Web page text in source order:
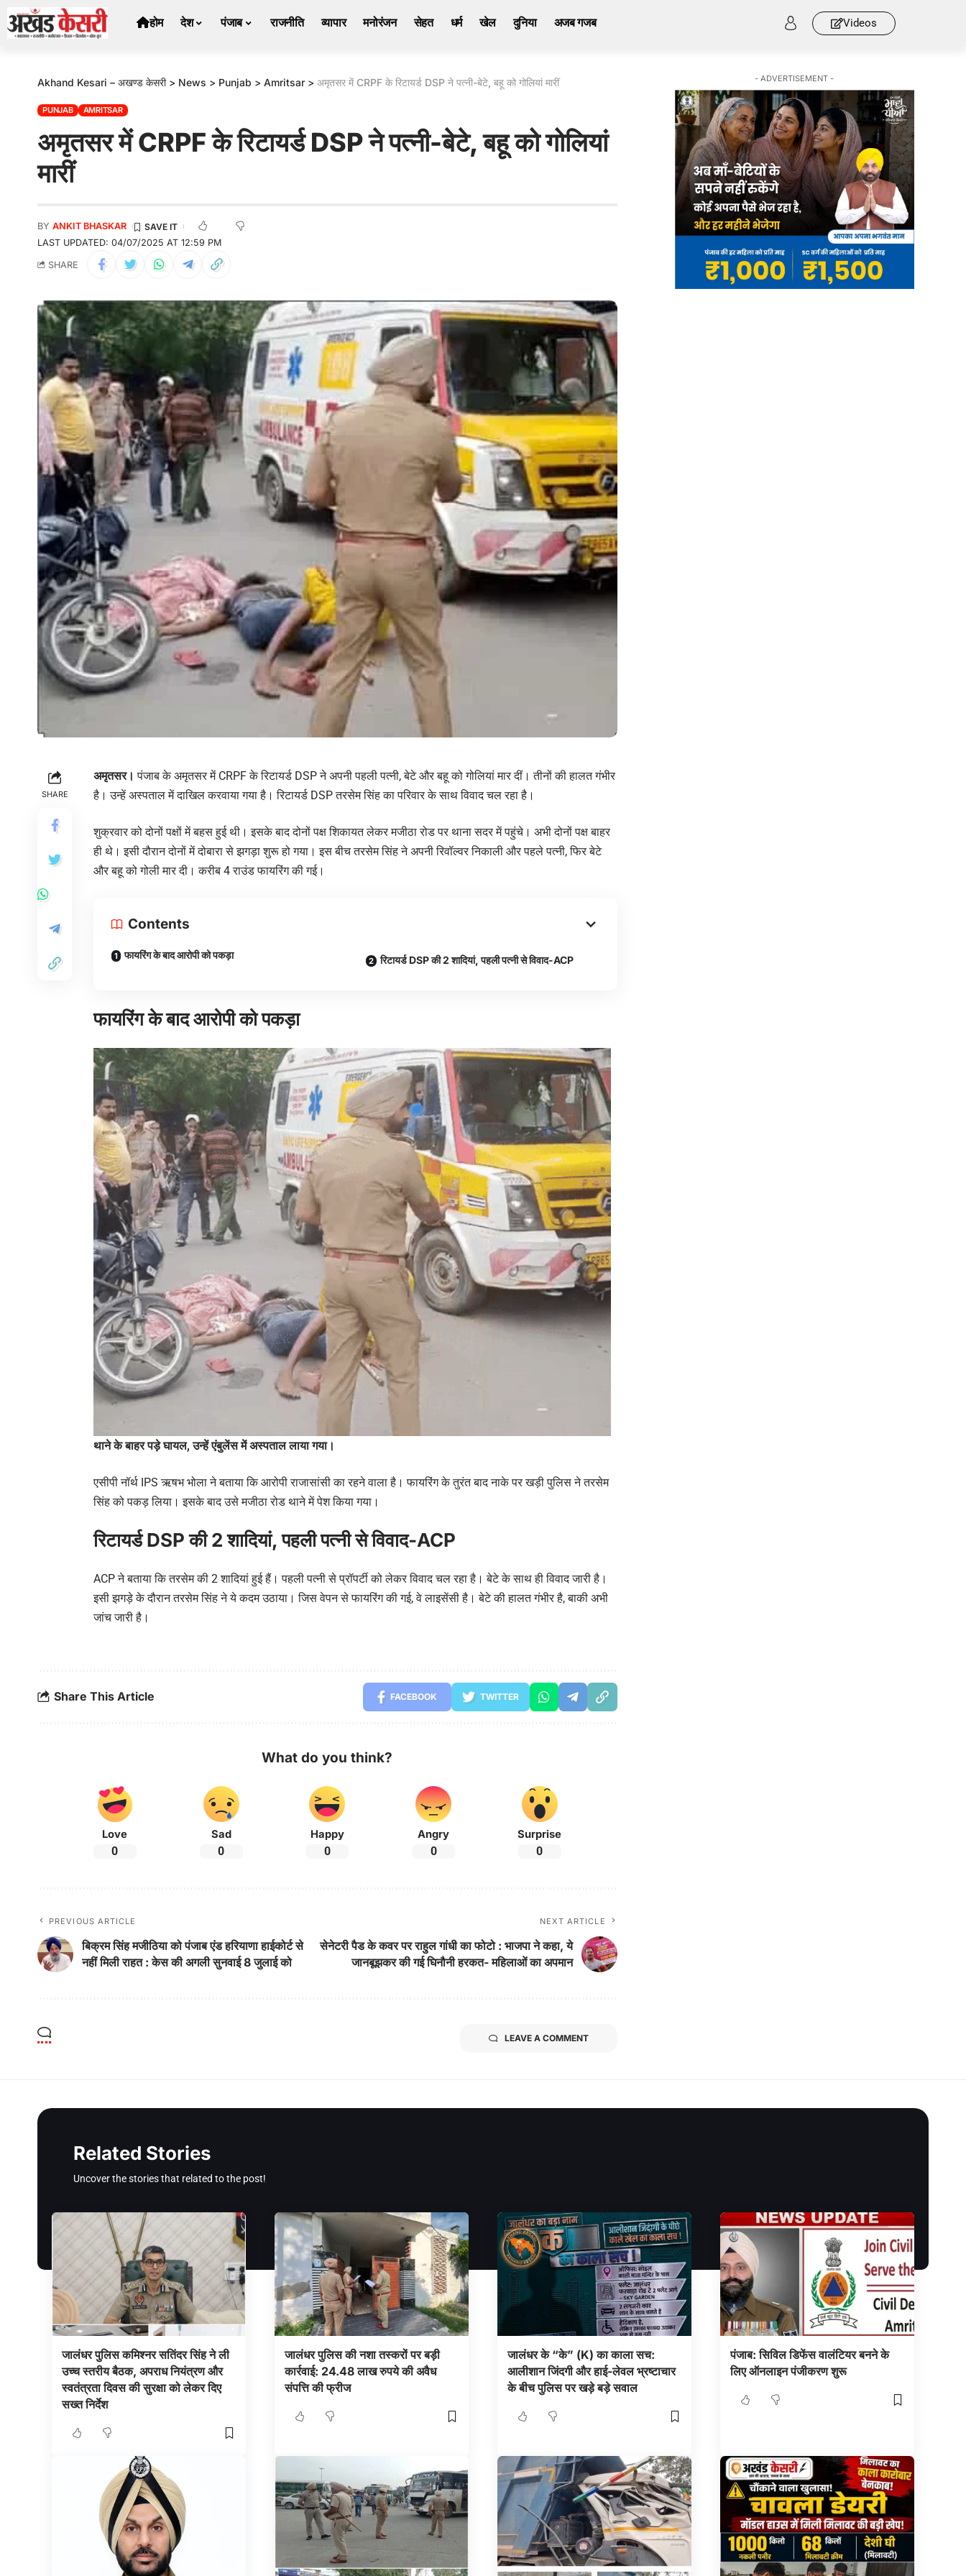
होम देश पंजाब राजनीति व्यापार मनोरंजन सेहत धर्म खेल दुनिया अजब गजब Videos
Akhand Kesari – अखण्ड केसरी> News > Punjab > Amritsar > अमृतसर में CRPF के रिटायर्ड DSP ने पत्नी-बेटे, बहू को गोलियां मारीं
PUNJAB AMRITSAR
अमृतसर में CRPF के रिटायर्ड DSP ने पत्नी-बेटे, बहू को गोलियां
मारीं
LAST UPDATED: 04/07/2025 AT 12:59 PM
BY ANKIT BHASKAR
SHARE
SHARE
अमृतसर। पंजाब के अमृतसर में CRPF के रिटायर्ड DSP ने अपनी पहली पत्नी, बेटे और बहू को गोलियां मार दीं। तीनों की हालत गंभीर
है। उन्हें अस्पताल में दाखिल करवाया गया है। रिटायर्ड DSP तरसेम सिंह का परिवार के साथ विवाद चल रहा है।
शुक्रवार को दोनों पक्षों में बहस हुई थी। इसके बाद दोनों पक्ष शिकायत लेकर मजीठा रोड पर थाना सदर में पहुंचे। अभी दोनों पक्ष बाहर
ही थे। इसी दौरान दोनों में दोबारा से झगड़ा शुरू हो गया। इस बीच तरसेम सिंह ने अपनी रिवॉल्वर निकाली और पहले पत्नी, फिर बेटे
और बहू को गोली मार दी। करीब 4 राउंड फायरिंग की गई।
Contents
फायरिंग के बाद आरोपी को पकड़ा रिटायर्ड DSP की 2 शादियां, पहली पत्नी से विवाद-ACP
फायरिंग के बाद आरोपी को पकड़ा
थाने के बाहर पड़े घायल, उन्हें एंबुलेंस में अस्पताल लाया गया।
एसीपी नॉर्थ IPS ऋषभ भोला ने बताया कि आरोपी राजासांसी का रहने वाला है। फायरिंग के तुरंत बाद नाके पर खड़ी पुलिस ने तरसेम
सिंह को पकड़ लिया। इसके बाद उसे मजीठा रोड थाने में पेश किया गया।
रिटायर्ड DSP की 2 शादियां, पहली पत्नी से विवाद-ACP
ACP ने बताया कि तरसेम की 2 शादियां हुई हैं। पहली पत्नी से प्रॉपर्टी को लेकर विवाद चल रहा है। बेटे के साथ ही विवाद जारी है।
इसी झगड़े के दौरान तरसेम सिंह ने ये कदम उठाया। जिस वेपन से फायरिंग की गई, वे लाइसेंसी है। बेटे की हालत गंभीर है, बाकी अभी
जांच जारी है।
Share This Article FACEBOOK TWITTER
What do you think?
Love
0
Sad
0
Happy
0
Angry
0
Surprise
0
PREVIOUS ARTICLE
बिक्रम सिंह मजीठिया को पंजाब एंड हरियाणा हाईकोर्ट से
नहीं मिली राहत : केस की अगली सुनवाई 8 जुलाई को
NEXT ARTICLE
सेनेटरी पैड के कवर पर राहुल गांधी का फोटो : भाजपा ने कहा, ये
जानबूझकर की गई घिनौनी हरकत- महिलाओं का अपमान
LEAVE A COMMENT
- ADVERTISEMENT -
Related Stories
Uncover the stories that related to the post!
जालंधर पुलिस कमिश्नर सतिंदर सिंह ने ली
उच्च स्तरीय बैठक, अपराध नियंत्रण और
स्वतंत्रता दिवस की सुरक्षा को लेकर दिए
सख्त निर्देश
जालंधर पुलिस की नशा तस्करों पर बड़ी
कार्रवाई: 24.48 लाख रुपये की अवैध
संपत्ति की फ्रीज
जालंधर के “के” (K) का काला सच:
आलीशान जिंदगी और हाई-लेवल भ्रष्टाचार
के बीच पुलिस पर खड़े बड़े सवाल
पंजाब: सिविल डिफेंस वालंटियर बनने के
लिए ऑनलाइन पंजीकरण शुरू